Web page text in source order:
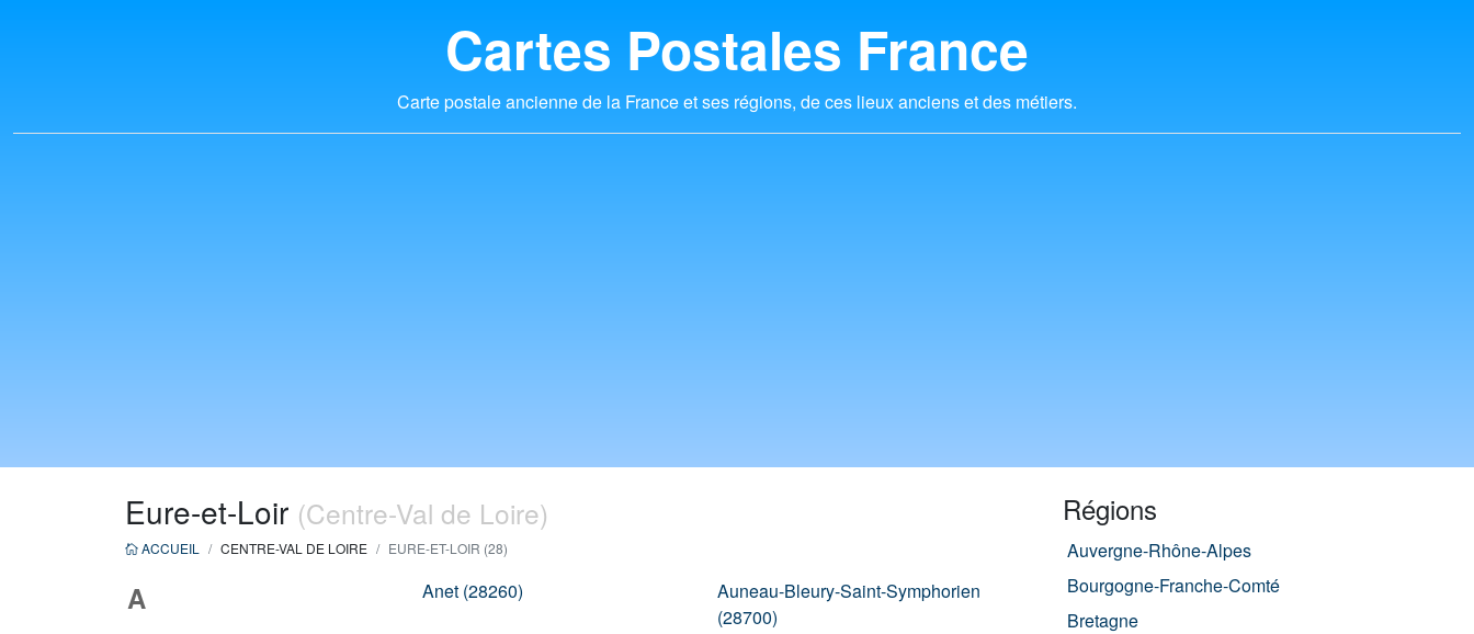
Cartes Postales France
Carte postale ancienne de la France et ses régions, de ces lieux anciens et des métiers.
Eure-et-Loir (Centre-Val de Loire)
ACCUEIL CENTRE-VAL DE LOIRE EURE-ET-LOIR (28)
A Anet (28260)
Auneau-Bleury-Saint-Symphorien
(28700)
Régions
Auvergne-Rhône-Alpes
Bourgogne-Franche-Comté
Bretagne